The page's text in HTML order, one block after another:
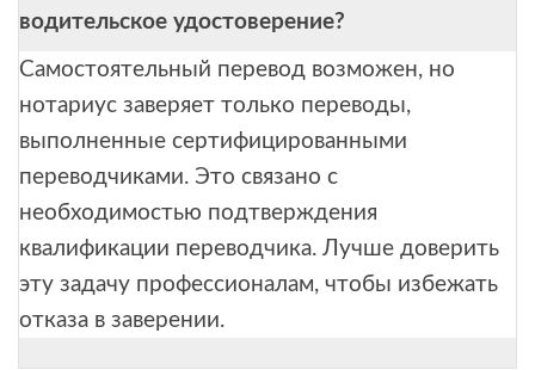
водительское удостоверение?
Самостоятельный перевод возможен, но
нотариус заверяет только переводы,
выполненные сертифицированными
переводчиками. Это связано с
необходимостью подтверждения
квалификации переводчика. Лучше доверить
эту задачу профессионалам, чтобы избежать
отказа в заверении.